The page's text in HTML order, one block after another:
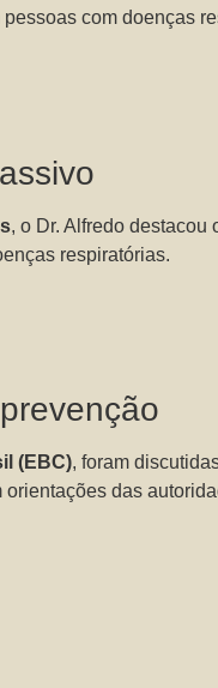
com doenças
, o Dr. Alfredo
respiratórias.
(EBC), foram
das